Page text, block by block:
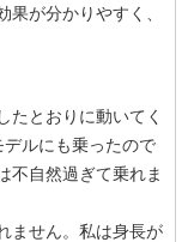
果が分かりやすく、
たとおりに動いてく
ルにも乗ったので
不自然過ぎて乗れま
ません。私は身長が